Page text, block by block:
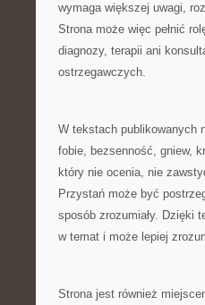
wymaga większej uwagi,
Strona może więc pełnić
diagnozy, terapii ani
ostrzegawczych.
W tekstach publikowanych
fobie, bezsenność, gniew,
który nie ocenia, nie
Przystań może być
sposób zrozumiały. Dzięki
w temat i może lepiej
Strona jest również